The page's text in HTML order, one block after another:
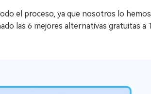
el proceso, ya que nosotros lo
las 6 mejores alternativas gratuitas